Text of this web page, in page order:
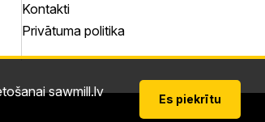
Kontakti
Privātuma politika
sawmill.lv
Es piekrītu